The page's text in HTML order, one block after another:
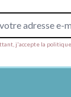
j'accepte la